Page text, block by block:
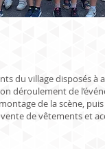
du village disposés
déroulement de
de la scène,
de vêtements et